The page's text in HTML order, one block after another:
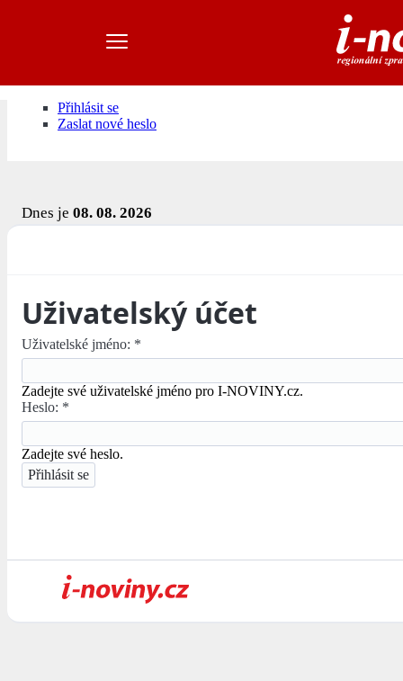
Přihlásit se
Zaslat nové heslo
Dnes je 08. 08. 2026
Uživatelský účet
Uživatelské jméno: *
Zadejte své uživatelské jméno pro I-NOVINY.cz.
Heslo: *
Zadejte své heslo.